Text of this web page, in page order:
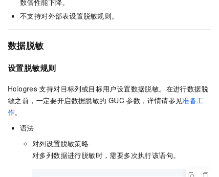
不支持对外部表设置脱敏规则。
数据脱敏
设置脱敏规则
Hologres 支持对目标列或目标用户设置数据脱敏。在进行数据脱
敏之前，一定要开启数据脱敏的 GUC 参数，详情请参见准备工
作。
语法
对列设置脱敏策略
对多列数据进行脱敏时，需要多次执行该语句。